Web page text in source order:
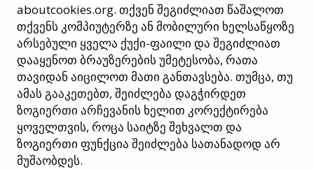
aboutcookies.org. თქვენ შეგიძლიათ წაშალოთ
თქვენს კომპიუტერზე ან მობილური ხელსაწყოზე
არსებული ყველა ქუქი-ფაილი და შეგიძლიათ
დააყენოთ ბრაუზერების უმეტესობა, რათა
თავიდან აიცილოთ მათი განთავსება. თუმცა, თუ
ამას გააკეთებთ, შეიძლება დაგჭირდეთ
ზოგიერთი არჩევანის ხელით კორექტირება
ყოველთვის, როცა საიტზე შეხვალთ და
ზოგიერთი ფუნქცია შეიძლება სათანადოდ არ
მუშაობდეს.